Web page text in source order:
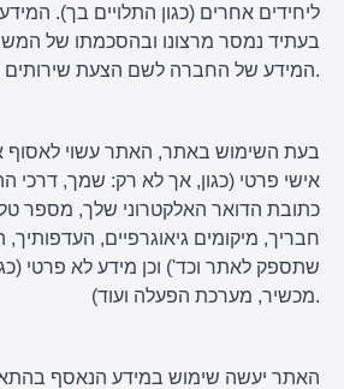
ליחידים אחרים (כגון התלויים בך).
בעתיד נמסר מרצונו ובהסכמתו של
המידע של החברה לשם הצעת שירותים נוספים בעתיד.
אישי פרטי (כגון, אך לא רק: שמך, דרכי
כתובת הדואר האלקטרוני שלך, מספר
חבריך, מיקומים גיאוגרפיים,
שתספק לאתר וכד') וכן מידע לא פרטי
מכשיר, מערכת הפעלה ועוד).